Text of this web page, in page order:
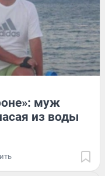
муж
из воды